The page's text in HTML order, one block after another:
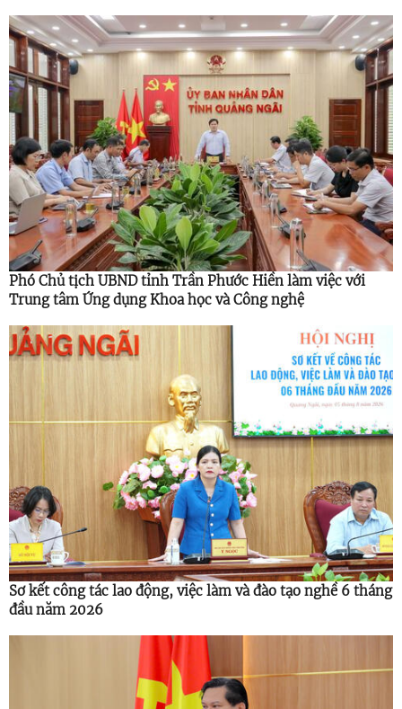
Phó Chủ tịch UBND tỉnh Trần Phước Hiền làm việc với
Trung tâm Ứng dụng Khoa học và Công nghệ
Sơ kết công tác lao động, việc làm và đào tạo nghề 6 tháng
đầu năm 2026